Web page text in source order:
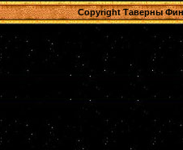
Copyright Таверны